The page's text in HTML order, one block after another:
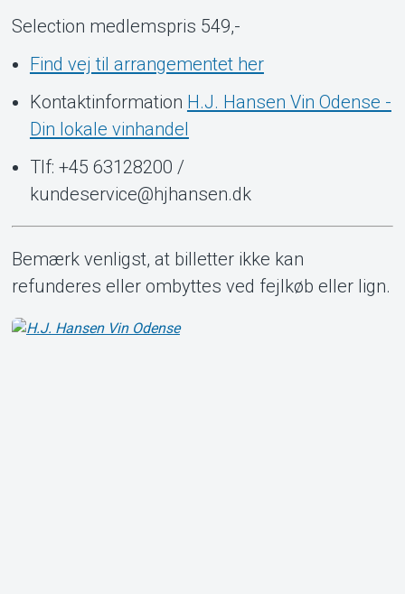
Selection medlemspris 549,-
Find vej til arrangementet her
Kontaktinformation H.J. Hansen Vin Odense -
Din lokale vinhandel
Tlf: +45 63128200 /
kundeservice@hjhansen.dk
Bemærk venligst, at billetter ikke kan
refunderes eller ombyttes ved fejlkøb eller lign.